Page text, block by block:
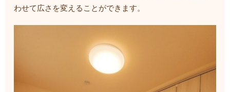
わせて広さを変えることができます。